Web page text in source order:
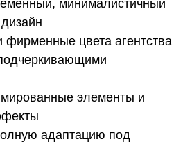
минималистичный
фирменные цвета агентства
элементы и
адаптацию под